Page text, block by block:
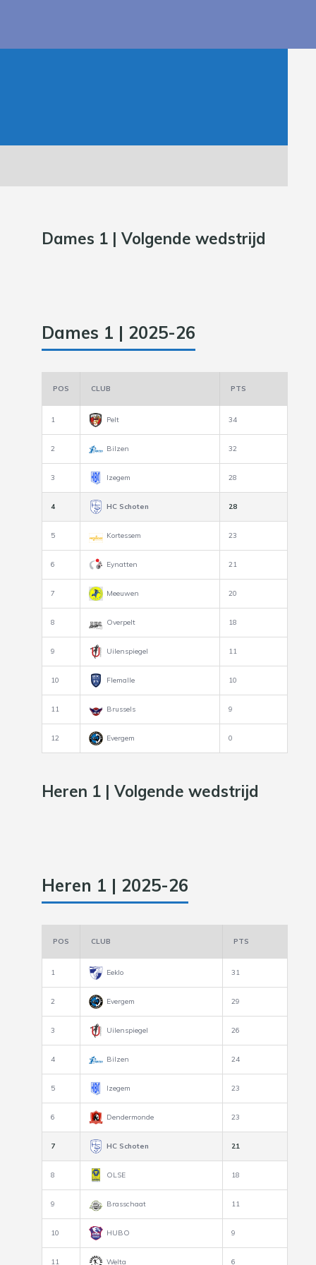
Dames 1 | Volgende wedstrijd
Dames 1 | 2025-26
POS CLUB PTS
1 Pelt 34
2 Bilzen 32
3 Izegem 28
4 HC Schoten 28
5 Kortessem 23
6 Eynatten 21
7 Meeuwen 20
8 Overpelt 18
9 Uilenspiegel 11
10 Flemalle 10
11 Brussels 9
12 Evergem 0
Heren 1 | Volgende wedstrijd
Heren 1 | 2025-26
POS CLUB PTS
1 Eeklo 31
2 Evergem 29
3 Uilenspiegel 26
4 Bilzen 24
5 Izegem 23
6 Dendermonde 23
7 HC Schoten 21
8 OLSE 18
9 Brasschaat 11
10 HUBO 9
11 Welta 6